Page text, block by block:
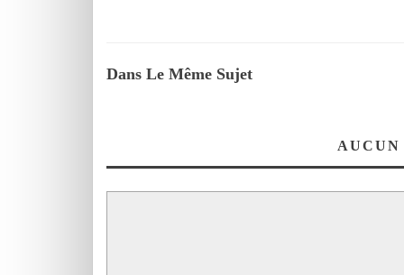
Dans Le Même Sujet